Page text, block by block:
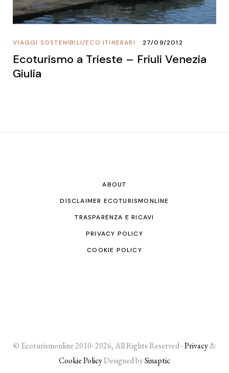
ECO ITINERARI
/
VIAGGI SOSTENIBILI 27/09/2012
Ecoturismo a Trieste – Friuli Venezia
Giulia
ABOUT
DISCLAIMER ECOTURISMONLINE
TRASPARENZA E RICAVI
PRIVACY POLICY
COOKIE POLICY
© Ecoturismonline 2010- 2026, All Rights Reserved -Privacy&
Cookie PolicyDesigned bySinaptic